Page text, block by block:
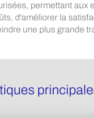
permettant aux
d'améliorer la
une plus grande